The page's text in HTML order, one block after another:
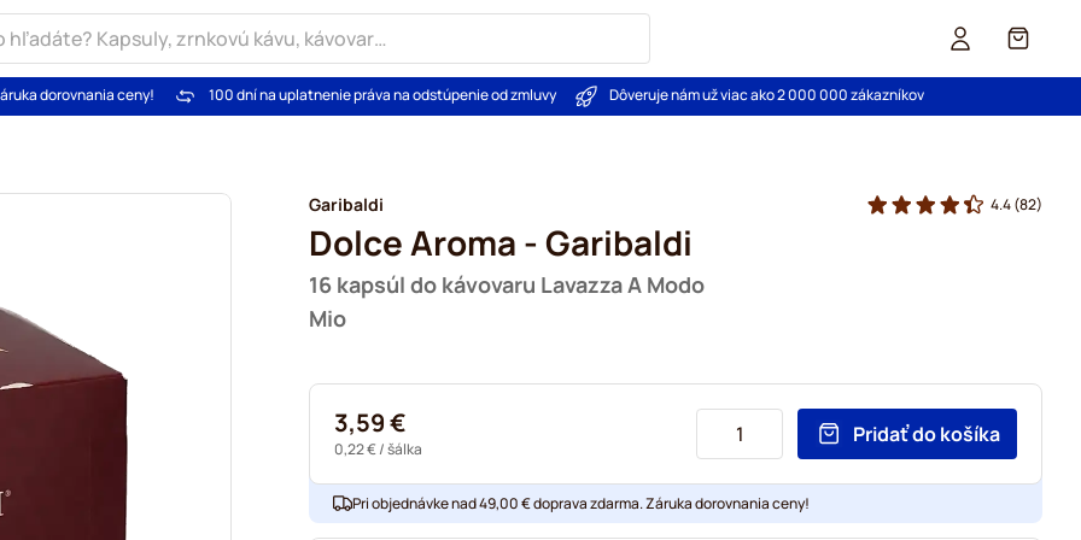
Košík
dorovnania ceny! 100 dní na uplatnenie práva na odstúpenie od zmluvy Dôveruje nám už viac ako 2 000 000 zákazníkov
Garibaldi
Dolce Aroma - Garibaldi
16 kapsúl do kávovaru Lavazza A Modo
Mio
4.4(82)
3,59 €
0,22 €/ šálka
Pridať do košíka
Pri objednávke nad 49,00 € doprava zdarma. Záruka dorovnania ceny!